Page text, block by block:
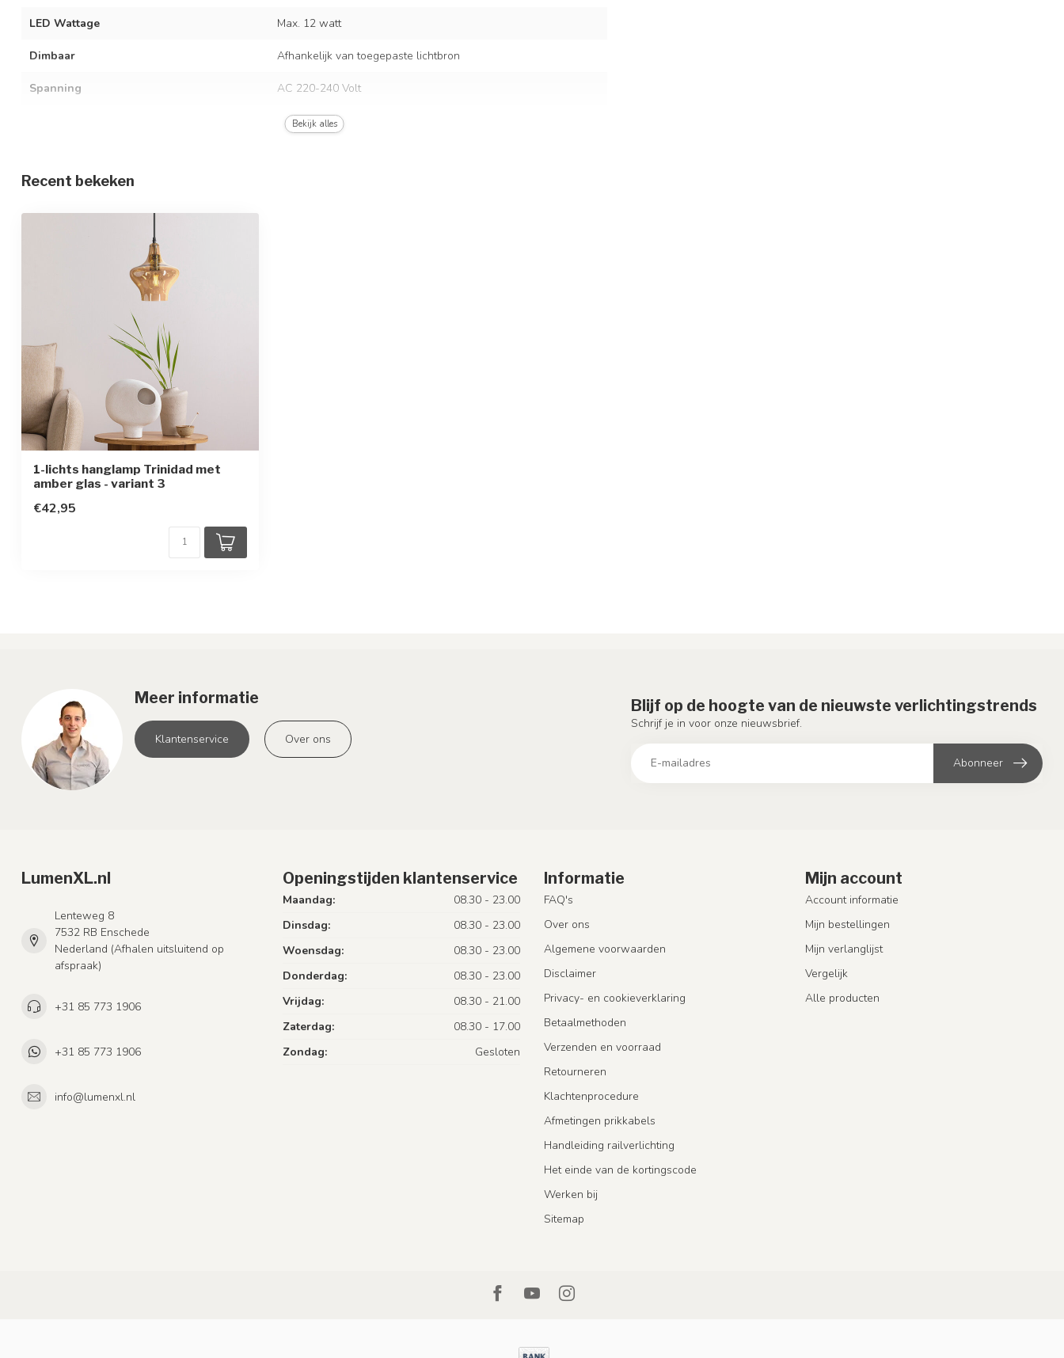
LED Wattage Max. 12 watt
Dimbaar Afhankelijk van toegepaste lichtbron
Spanning AC 220-240 Volt
50/60 Hz
Materiaal
Beschermingsgraad
Beschermingsklasse
Sensor
Bekijk alles
Recent bekeken
1-lichts hanglamp Trinidad met
amber glas - variant 3
€42,95
Meer informatie
Klantenservice Over ons
Blijf op de hoogte van de nieuwste verlichtingstrends
Schrijf je in voor onze nieuwsbrief.
Abonneer
LumenXL.nl
Lenteweg 8
7532 RB Enschede
Nederland (Afhalen uitsluitend op
afspraak)
+31 85 773 1906
+31 85 773 1906
info@lumenxl.nl
Openingstijden klantenservice
Maandag:
08.30 - 23.00
Dinsdag:
08.30 - 23.00
Woensdag:
08.30 - 23.00
Donderdag:
08.30 - 23.00
Vrijdag:
08.30 - 21.00
Zaterdag:
08.30 - 17.00
Zondag:
Gesloten
Informatie
FAQ's
Over ons
Algemene voorwaarden
Disclaimer
Privacy- en cookieverklaring
Betaalmethoden
Verzenden en voorraad
Retourneren
Klachtenprocedure
Afmetingen prikkabels
Handleiding railverlichting
Het einde van de kortingscode
Werken bij
Sitemap
Mijn account
Account informatie
Mijn bestellingen
Mijn verlanglijst
Vergelijk
Alle producten